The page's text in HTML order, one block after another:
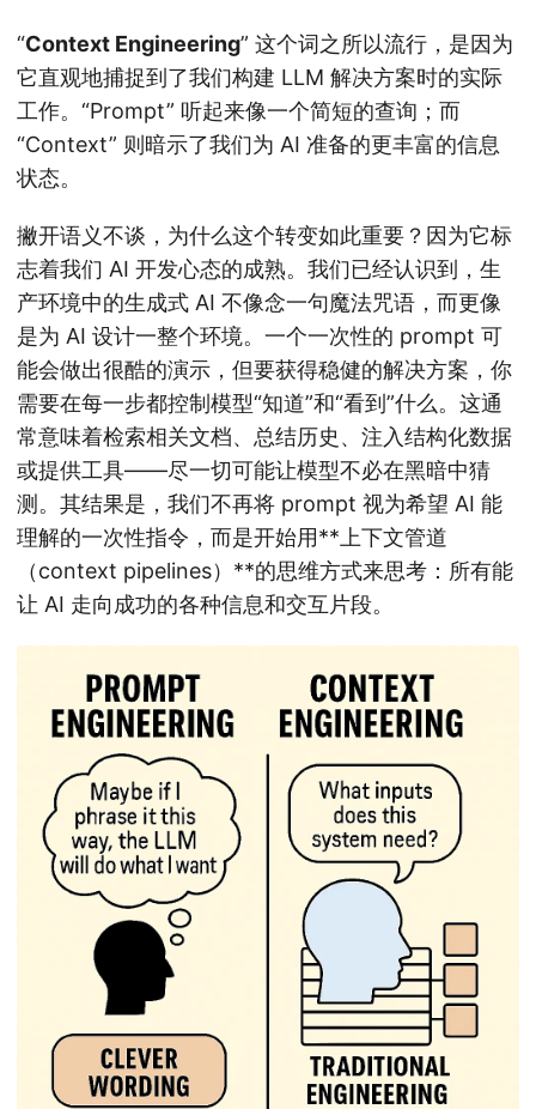
“Context Engineering” 这个词之所以流行，是因为
它直观地捕捉到了我们构建 LLM 解决方案时的实际
工作。“Prompt” 听起来像一个简短的查询；而
“Context” 则暗示了我们为 AI 准备的更丰富的信息
状态。
撇开语义不谈，为什么这个转变如此重要？因为它标
志着我们 AI 开发心态的成熟。我们已经认识到，生
产环境中的生成式 AI 不像念一句魔法咒语，而更像
是为 AI 设计一整个环境。一个一次性的 prompt 可
能会做出很酷的演示，但要获得稳健的解决方案，你
需要在每一步都控制模型“知道”和“看到”什么。这通
常意味着检索相关文档、总结历史、注入结构化数据
或提供工具——尽一切可能让模型不必在黑暗中猜
测。其结果是，我们不再将 prompt 视为希望 AI 能
理解的一次性指令，而是开始用**上下文管道
（context pipelines）**的思维方式来思考：所有能
让 AI 走向成功的各种信息和交互片段。